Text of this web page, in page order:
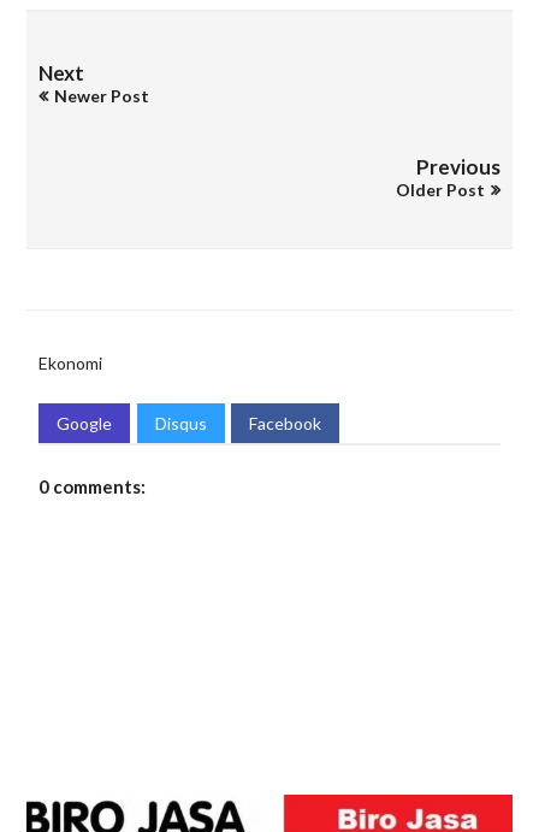
Next
Newer Post
Previous
Older Post
Ekonomi
Google Disqus Facebook
0 comments: